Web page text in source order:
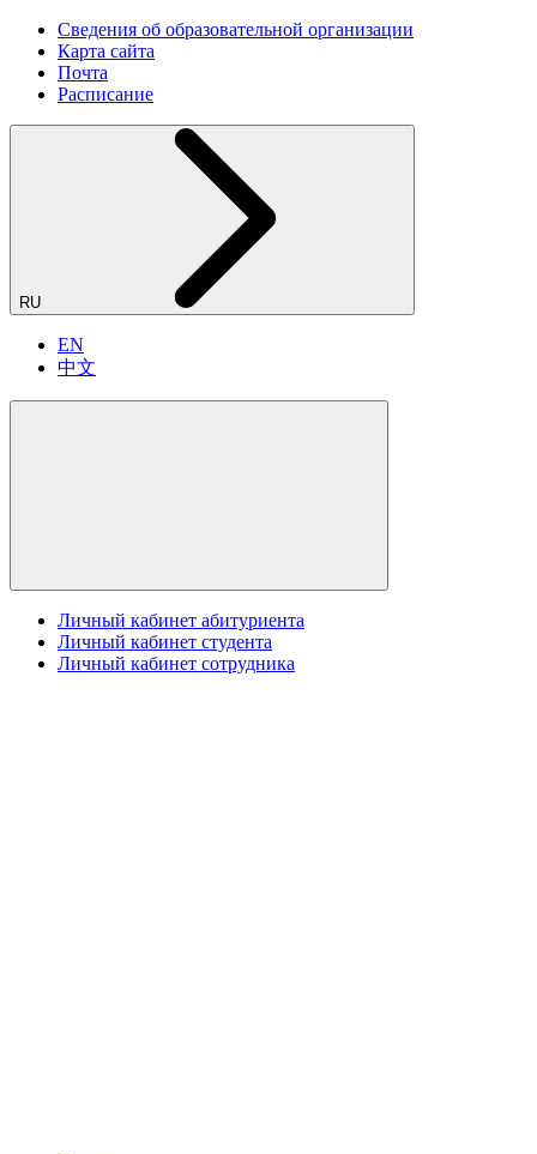
Сведения об образовательной организации
Карта сайта
Почта
Расписание
RU
EN
中文
Личный кабинет абитуриента
Личный кабинет студента
Личный кабинет сотрудника